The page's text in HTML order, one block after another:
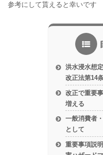
参考にして貰えると幸いです
洪水浸水想
改正法第14
改正で重要
増える
一般消費者
として
重要事項説